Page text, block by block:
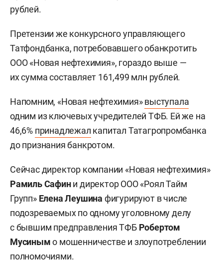
рублей.
Претензии же конкурсного управляющего
Татфондбанка, потребовавшего обанкротить
ООО «Новая нефтехимия», гораздо выше —
их сумма составляет 161,499 млн рублей.
Напомним, «Новая нефтехимия»выступала
одним из ключевых учредителей ТФБ. Ей же на
46,6% принадлежал капитал Татагропромбанка
до признания банкротом.
Сейчас директор компании «Новая нефтехимия»
Рамиль Сафини директор ООО «Роял Тайм
Групп» Елена Леушина фигурируют в числе
подозреваемых по одному уголовному делу
с бывшим предправления ТФБ Робертом
Мусинымо мошенничестве и злоупотреблении
полномочиями.